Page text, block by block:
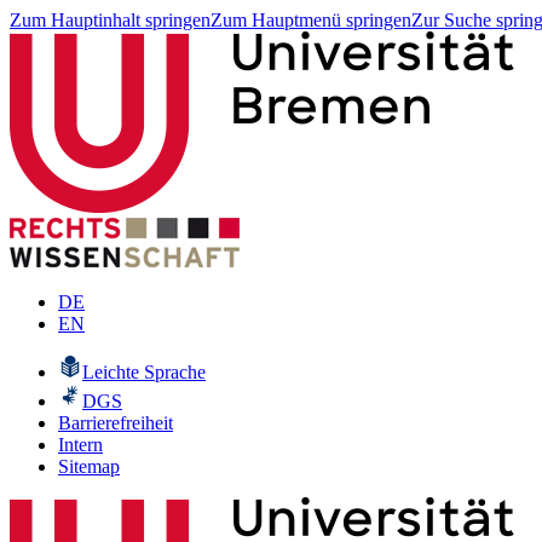
Zum Hauptinhalt springenZum Hauptmenü springenZur Suche
DE
EN
Leichte Sprache
DGS
Barrierefreiheit
Intern
Sitemap